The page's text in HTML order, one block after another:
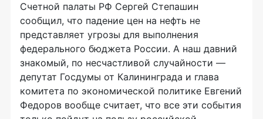
Счетной палаты РФ Сергей Степашин
сообщил, что падение цен на нефть не
представляет угрозы для выполнения
федерального бюджета России. А наш давний
знакомый, по несчастливой случайности —
депутат Госдумы от Калининграда и глава
комитета по экономической политике Евгений
Федоров вообще считает, что все эти события